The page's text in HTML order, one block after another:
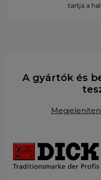
tartja a
A gyártók és